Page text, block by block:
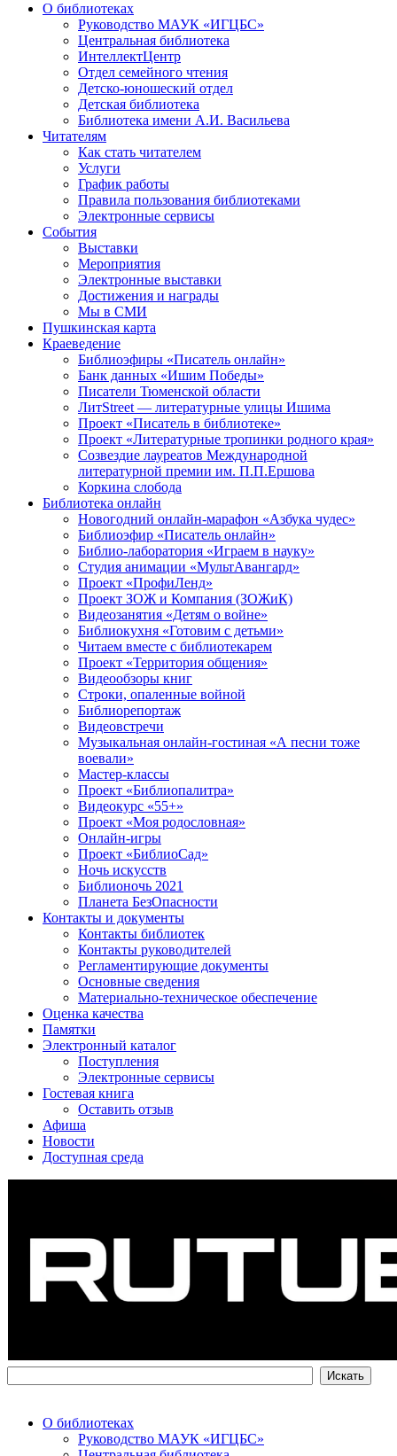
О библиотеках
Руководство МАУК «ИГЦБС»
Центральная библиотека
ИнтеллектЦентр
Отдел семейного чтения
Детско-юношеский отдел
Детская библиотека
Библиотека имени А.И. Васильева
Читателям
Как стать читателем
Услуги
График работы
Правила пользования библиотеками
Электронные сервисы
События
Выставки
Мероприятия
Электронные выставки
Достижения и награды
Мы в СМИ
Пушкинская карта
Краеведение
Библиоэфиры «Писатель онлайн»
Банк данных «Ишим Победы»
Писатели Тюменской области
ЛитStreet — литературные улицы Ишима
Проект «Писатель в библиотеке»
Проект «Литературные тропинки родного края»
Созвездие лауреатов Международной
литературной премии им. П.П.Ершова
Коркина слобода
Библиотека онлайн
Новогодний онлайн-марафон «Азбука чудес»
Библиоэфир «Писатель онлайн»
Библио-лаборатория «Играем в науку»
Студия анимации «МультАвангард»
Проект «ПрофиЛенд»
Проект ЗОЖ и Компания (ЗОЖиК)
Видеозанятия «Детям о войне»
Библиокухня «Готовим с детьми»
Читаем вместе с библиотекарем
Проект «Территория общения»
Видеообзоры книг
Строки, опаленные войной
Библиорепортаж
Видеовстречи
Музыкальная онлайн-гостиная «А песни тоже
воевали»
Мастер-классы
Проект «Библиопалитра»
Видеокурс «55+»
Проект «Моя родословная»
Онлайн-игры
Проект «БиблиоСад»
Ночь искусств
Библионочь 2021
Планета БезОпасности
Контакты и документы
Контакты библиотек
Контакты руководителей
Регламентирующие документы
Основные сведения
Материально-техническое обеспечение
Оценка качества
Памятки
Электронный каталог
Поступления
Электронные сервисы
Гостевая книга
Оставить отзыв
Афиша
Новости
Доступная среда
О библиотеках
Руководство МАУК «ИГЦБС»